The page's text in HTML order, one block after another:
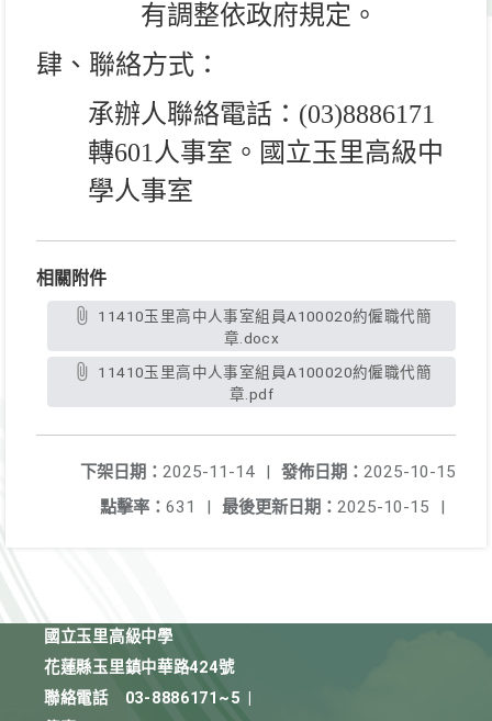
有調整依政府規定。
肆、聯絡方式：
承辦人聯絡電話： (03)8886171
轉601 人事室。國立玉里高級中
學人事室
相關附件
章.docx
章.pdf
發佈日期： 2025-10-15
下架日期： 2025-11-14
|
最後更新日期： 2025-10-15 |
點擊率： 631 |
國立玉里高級中學
花蓮縣玉里鎮中華路424號
聯絡電話
03-8886171~5